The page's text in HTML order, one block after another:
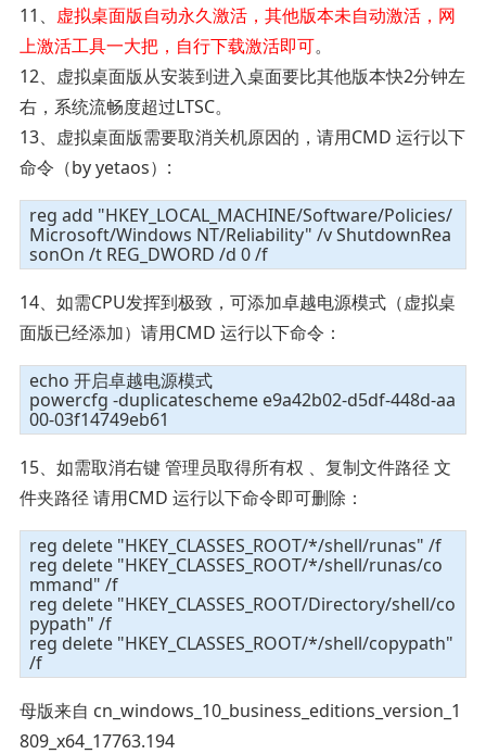
11、 虚拟桌面版自动永久激活，其他版本未自动激活，网
上激活工具一大把，自行下载激活即可。
12、虚拟桌面版从安装到进入桌面要比其他版本快2分钟左
右，系统流畅度超过LTSC。
13、虚拟桌面版需要取消关机原因的，请用CMD 运行以下
命令（by yetaos）:
reg add "HKEY_LOCAL_MACHINE/Software/Policies/
Microsoft/Windows NT/Reliability" /v ShutdownRea
sonOn /t REG_DWORD /d 0 /f
14、如需CPU发挥到极致，可添加卓越电源模式（虚拟桌
面版已经添加）请用CMD 运行以下命令：
echo 开启卓越电源模式
powercfg -duplicatescheme e9a42b02-d5df-448d-aa
00-03f14749eb61
15、如需取消右键 管理员取得所有权 、复制文件路径 文
件夹路径 请用CMD 运行以下命令即可删除：
reg delete "HKEY_CLASSES_ROOT/*/shell/runas" /f
reg delete "HKEY_CLASSES_ROOT/*/shell/runas/co
mmand" /f
reg delete "HKEY_CLASSES_ROOT/Directory/shell/co
pypath" /f
reg delete "HKEY_CLASSES_ROOT/*/shell/copypath"
/f
母版来自 cn_windows_10_business_editions_version_1
809_x64_17763.194